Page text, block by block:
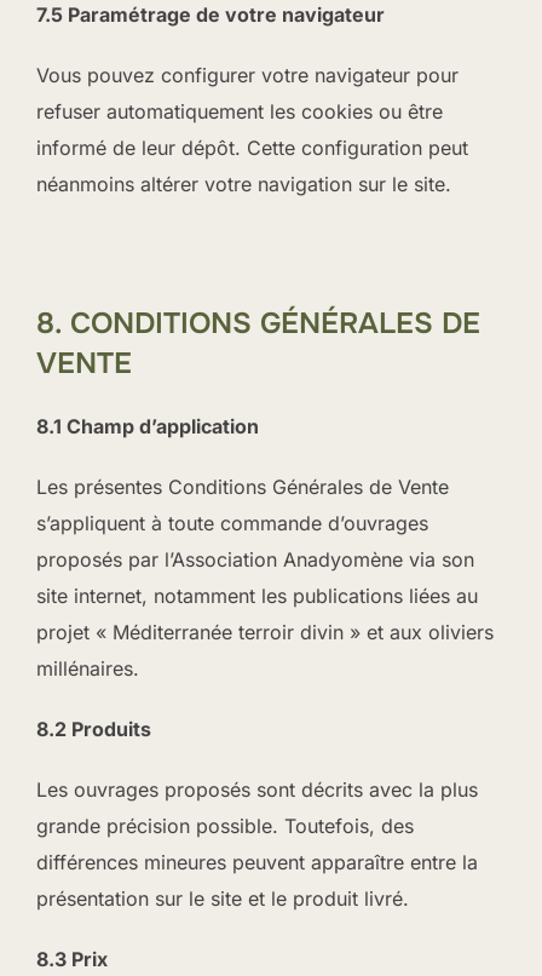
7.5 Paramétrage de votre navigateur
Vous pouvez configurer votre navigateur pour
refuser automatiquement les cookies ou être
informé de leur dépôt. Cette configuration peut
néanmoins altérer votre navigation sur le site.
8. CONDITIONS GÉNÉRALES DE
VENTE
8.1 Champ d’application
Les présentes Conditions Générales de Vente
s’appliquent à toute commande d’ouvrages
proposés par l’Association Anadyomène via son
site internet, notamment les publications liées au
projet « Méditerranée terroir divin » et aux oliviers
millénaires.
8.2 Produits
Les ouvrages proposés sont décrits avec la plus
grande précision possible. Toutefois, des
différences mineures peuvent apparaître entre la
présentation sur le site et le produit livré.
8.3 Prix